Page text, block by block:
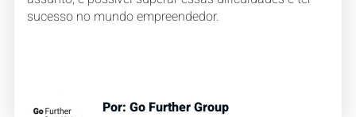
sucesso no mundo empreendedor.
Por: Go Further Group